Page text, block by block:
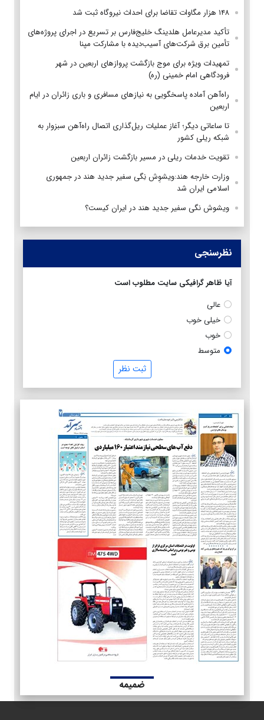
۱۴۸ هزار مگاوات تقاضا برای احداث نیروگاه ثبت شد
تأکید مدیرعامل هلدینگ خلیج‌فارس بر تسریع در اجرای پروژه‌های
تأمین برق شرکت‌های آسیب‌دیده با مشارکت مپنا
تمهیدات ویژه برای موج بازگشت پروازهای اربعین در شهر
فرودگاهی امام خمینی (ره)
راه‌آهن آماده پاسخگویی به نیازهای مسافری و باری زائران در ایام
اربعین
تا ساعاتی دیگر؛ آغاز عملیات ریل‌گذاری اتصال راه‌آهن سبزوار به
شبکه ریلی کشور
تقویت خدمات ریلی در مسیر بازگشت زائران اربعین
وزارت خارجه هند:ویشوِش نِگی سفیر جدید هند در جمهوری
اسلامی ایران شد
ویشوش نگی سفیر جدید هند در ایران کیست؟
نظرسنجی
آیا ظاهر گرافیکی سایت مطلوب است
عالی
خیلی خوب
خوب
متوسط
ثبت نظر
ضمیمه